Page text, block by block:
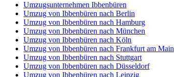
Umzugsunternehmen Ibbenbüren
Umzug von Ibbenbüren nach Berlin
Umzug von Ibbenbüren nach Hamburg
Umzug von Ibbenbüren nach München
Umzug von Ibbenbüren nach Köln
Umzug von Ibbenbüren nach Frankfurt am Main
Umzug von Ibbenbüren nach Stuttgart
Umzug von Ibbenbüren nach Düsseldorf
Umzug von Ibbenbüren nach Leipzig